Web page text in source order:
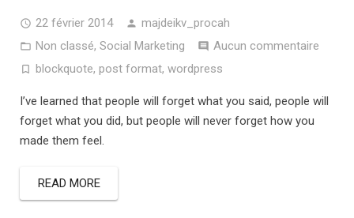
22 février 2014
majdeikv_procah
Non classé, Social Marketing
Aucun commentaire
blockquote, post format, wordpress
I’ve learned that people will forget what you said, people will
forget what you did, but people will never forget how you
made them feel.
READ MORE